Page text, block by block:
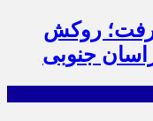
روکش